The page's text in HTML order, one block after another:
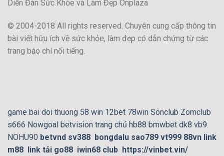
Diễn Đàn Sức Khỏe và Làm Đẹp Onplaza
© 2004-2018 All rights reserved. Chuyên cung cấp thông tin
bài viết hữu ích về sức khỏe, làm đẹp có dẫn chứng từ các
trang báo chí nổi tiếng.
game bai doi thuong 58 win 12bet 78win Sonclub Zomclub
s666 Nowgoal betvision trang chủ hb88 bmwbet dk8 vb9
NOHU90 betvnd sv388 bongdalu sao789 vt999 88vn link
m88 link tải go88 iwin68 club https://vinbet.vin/